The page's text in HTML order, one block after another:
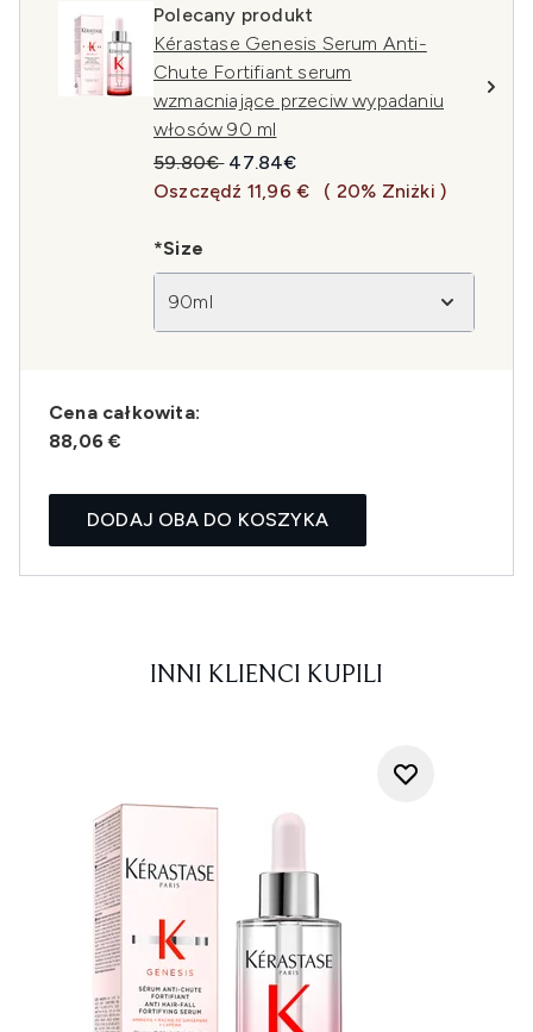
Polecany produkt
Kérastase Genesis Serum Anti-
Chute Fortifiant serum
wzmacniające przeciw wypadaniu
włosów 90 ml
Sugerowana cena detaliczna:
59.80€ Aktualna cena:
47.84€
Oszczędź 11,96 €
( 20% Zniżki )
*Size
90ml
Cena całkowita:
88,06 €
DODAJ OBA DO KOSZYKA
INNI KLIENCI KUPILI